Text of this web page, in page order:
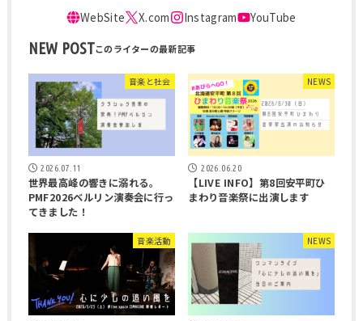
NEW POST
音楽と社会
2026.07.11
世界最高峰の響きに溺れる。
PMF2026ベルリン演奏会に行っ
てきました！
NEWS
2026.06.20
【LIVE INFO】第8回安平町ひ
まわり音楽祭に出演します
音楽活動 NEWS